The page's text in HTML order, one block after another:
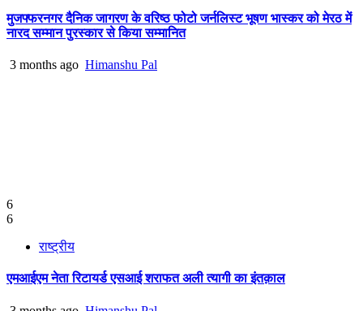
मुजफ्फरनगर दैनिक जागरण के वरिष्ठ फोटो जर्नलिस्ट भूषण भास्कर को मेरठ में
नारद सम्मान पुरस्कार से किया सम्मानित
3 months ago Himanshu Pal
6
6
राष्ट्रीय
एमआईएम नेता रिटायर्ड एसआई शराफत अली त्यागी का इंतक़ाल